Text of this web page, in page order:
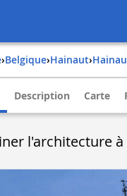
› belgique› hainaut›
Description Carte
l'architecture à